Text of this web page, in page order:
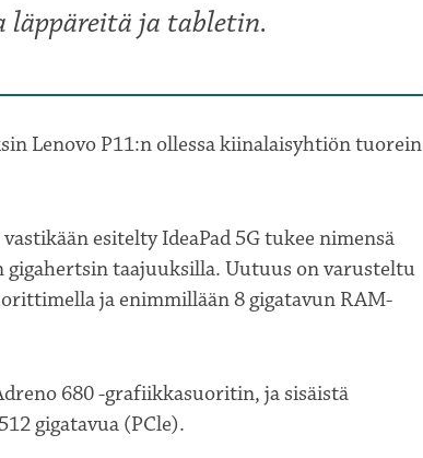
läppäreitä ja tabletin.
Lenovo P11:n ollessa kiinalaisyhtiön tuorein
esitelty IdeaPad 5G tukee nimensä
gigahertsin taajuuksilla. Uutuus on varusteltu
ja enimmillään 8 gigatavun RAM-
680 -grafiikkasuoritin, ja sisäistä
gigatavua (PCle).